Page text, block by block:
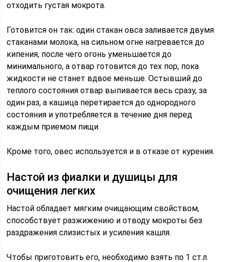
отходить густая мокрота.
Готовится он так: один стакан овса заливается двумя
стаканами молока, на сильном огне нагревается до
кипения, после чего огонь уменьшается до
минимального, а отвар готовится до тех пор, пока
жидкости не станет вдвое меньше. Остывший до
теплого состояния отвар выпивается весь сразу, за
один раз, а кашица перетирается до однородного
состояния и употребляется в течение дня перед
каждым приемом пищи.
Кроме того, овес используется и в отказе от курения.
Настой из фиалки и душицы для
очищения легких
Настой обладает мягким очищающим свойством,
способствует разжижению и отводу мокроты без
раздражения слизистых и усиления кашля.
Чтобы приготовить его, необходимо взять по 1 ст.л.